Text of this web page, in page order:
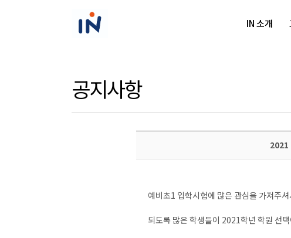
IN 소개
공지사항
2021
예비초1 입학시험에 많은 관심을 가져주
되도록 많은 학생들이 2021학년 학원 선